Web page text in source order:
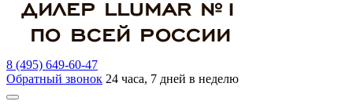
8 (495) 649-60-47
Обратный звонок 24 часа, 7 дней в неделю